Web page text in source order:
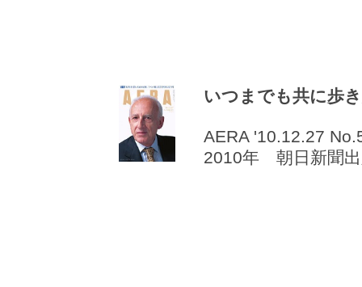
いつまでも共に歩
AERA '10.12.27
2010年 朝日新聞